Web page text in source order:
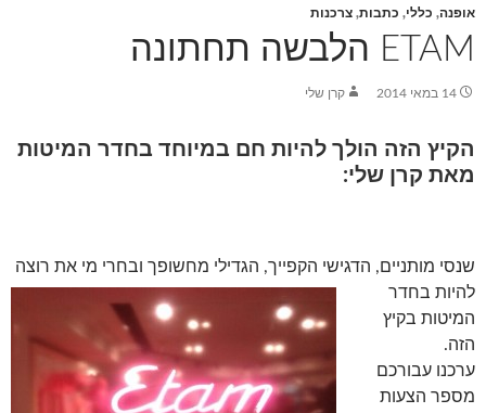
אופנה, כללי, כתבות, צרכנות
ETAM הלבשה תחתונה
14 במאי 2014 קרן שלי
הקיץ הזה הולך להיות חם במיוחד בחדר המיטות
מאת קרן שלי:
שנסי מותניים, הדגישי הקפייך, הגדילי מחשופך ובחרי מי את רוצה
להיות בחדר
המיטות בקיץ
הזה.
ערכנו עבורכם
מספר הצעות